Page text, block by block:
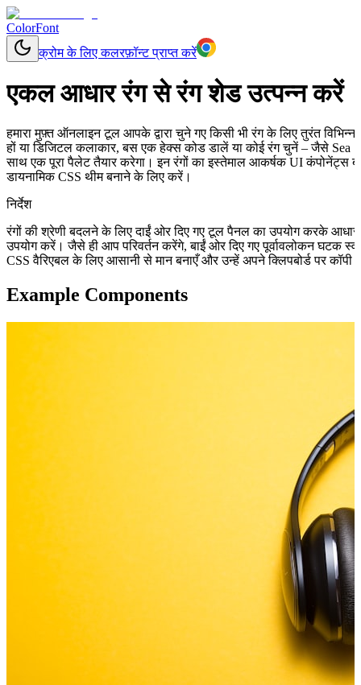
ColorFont
क्रोम के लिए कलरफ़ॉन्ट प्राप्त करें
एकल आधार रंग से रंग शेड उत्पन्न करें
हमारा मुफ़्त ऑनलाइन टूल आपके द्वारा चुने गए किसी भी रंग के लिए तुरंत
हों या डिजिटल कलाकार, बस एक हेक्स कोड डालें या कोई रंग चुनें – जैसे Sea
साथ एक पूरा पैलेट तैयार करेगा। इन रंगों का इस्तेमाल आकर्षक UI कंपोनेंट्स
डायनामिक CSS थीम बनाने के लिए करें।
निर्देश
रंगों की श्रेणी बदलने के लिए दाईं ओर दिए गए टूल पैनल का उपयोग करके
उपयोग करें। जैसे ही आप परिवर्तन करेंगे, बाईं ओर दिए गए पूर्वावलोकन घटक
CSS वैरिएबल के लिए आसानी से मान बनाएँ और उन्हें अपने क्लिपबोर्ड पर कॉपी
Example Components